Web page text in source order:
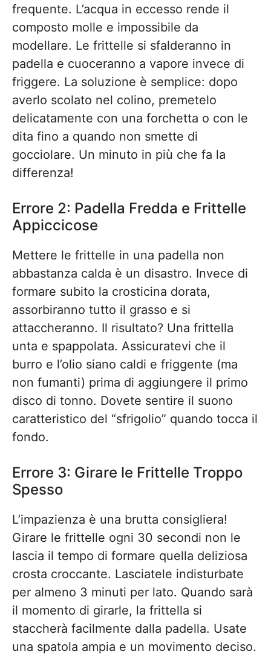
frequente. L’acqua in eccesso rende il
composto molle e impossibile da
modellare. Le frittelle si sfalderanno in
padella e cuoceranno a vapore invece di
friggere. La soluzione è semplice: dopo
averlo scolato nel colino, premetelo
delicatamente con una forchetta o con le
dita fino a quando non smette di
gocciolare. Un minuto in più che fa la
differenza!
Errore 2: Padella Fredda e Frittelle
Appiccicose
Mettere le frittelle in una padella non
abbastanza calda è un disastro. Invece di
formare subito la crosticina dorata,
assorbiranno tutto il grasso e si
attaccheranno. Il risultato? Una frittella
unta e spappolata. Assicuratevi che il
burro e l’olio siano caldi e friggente (ma
non fumanti) prima di aggiungere il primo
disco di tonno. Dovete sentire il suono
caratteristico del “sfrigolio” quando tocca il
fondo.
Errore 3: Girare le Frittelle Troppo
Spesso
L’impazienza è una brutta consigliera!
Girare le frittelle ogni 30 secondi non le
lascia il tempo di formare quella deliziosa
crosta croccante. Lasciatele indisturbate
per almeno 3 minuti per lato. Quando sarà
il momento di girarle, la frittella si
staccherà facilmente dalla padella. Usate
una spatola ampia e un movimento deciso.